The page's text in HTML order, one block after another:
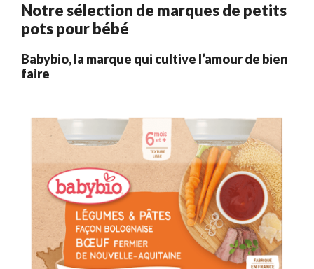
Notre sélection de marques de petits
pots pour bébé
Babybio, la marque qui cultive l’amour de bien
faire